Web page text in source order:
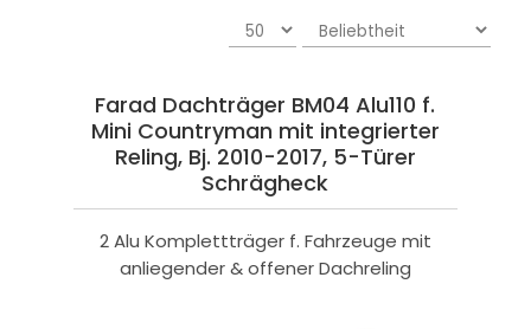
Farad Dachträger BM04 Alu110 f.
Mini Countryman mit integrierter
Reling, Bj. 2010-2017, 5-Türer
Schrägheck
2 Alu Komplettträger f. Fahrzeuge mit
anliegender & offener Dachreling